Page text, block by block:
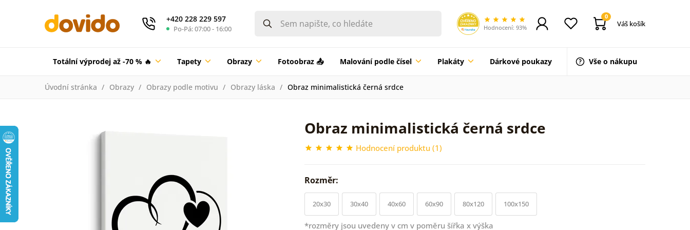
+420 228 229 597
Po-Pá: 07:00 - 16:00 Hodnocení: 93%
0
Váš košík
Totální výprodej až -70 % 🔥 Tapety Obrazy Fotoobraz 📤 Malování podle čísel Plakáty Dárkové poukazy Vše o nákupu
Úvodní stránka Obrazy Obrazy podle motivu Obrazy láska Obraz minimalistická černá srdce
Obraz minimalistická černá srdce
Hodnocení produktu (1)
Rozměr:
20x30 30x40 40x60 60x90 80x120 100x150
*rozměry jsou uvedeny v cm v poměru šířka x výška